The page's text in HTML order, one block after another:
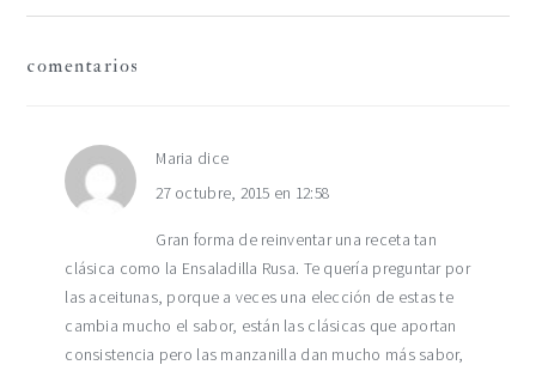
interacciones
los
lectores
comentarios
Maria dice
27 octubre, 2015 en 12:58
Gran forma de reinventar una receta tan
clásica como la Ensaladilla Rusa. Te quería preguntar por
las aceitunas, porque a veces una elección de estas te
cambia mucho el sabor, están las clásicas que aportan
consistencia pero las manzanilla dan mucho más sabor,